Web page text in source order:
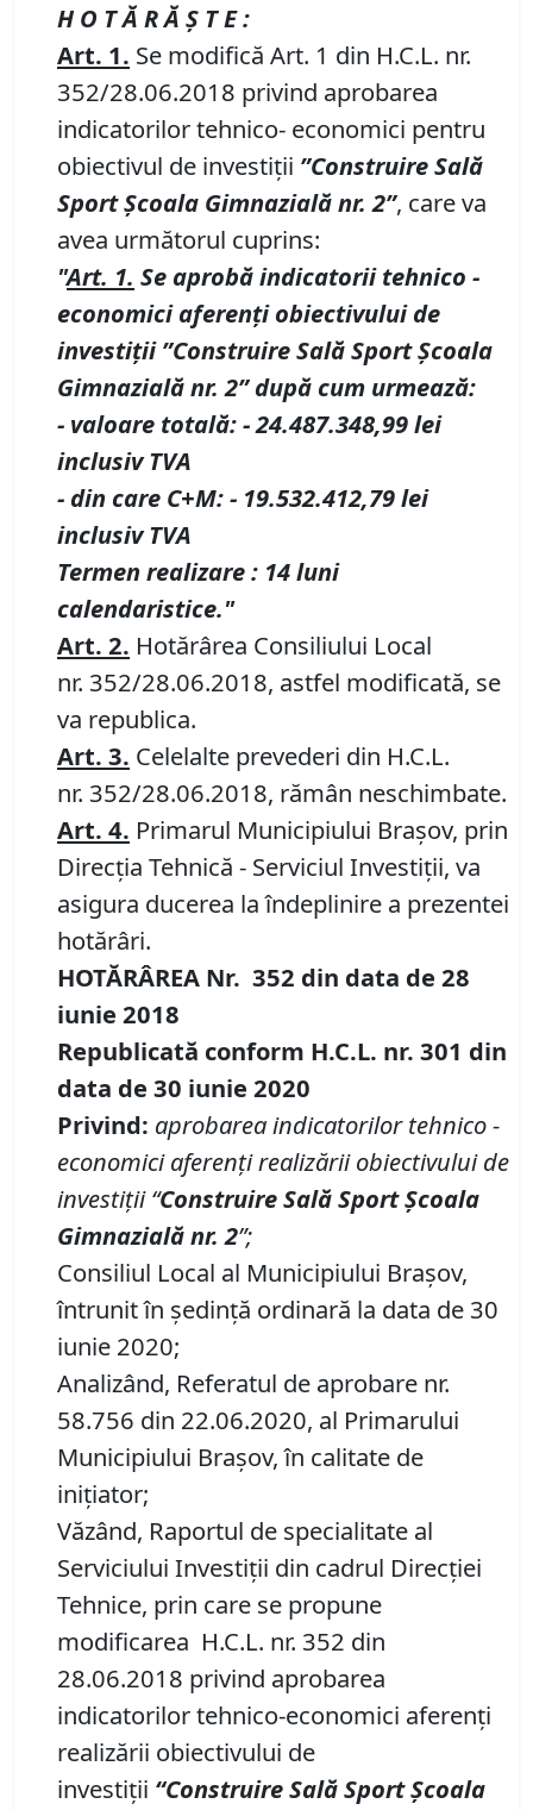
H O T Ă R Ă Ş T E :
Art. 1. Se modifică Art. 1 din H.C.L. nr.
352/28.06.2018 privind aprobarea
indicatorilor tehnico- economici pentru
obiectivul de investiţii ”Construire Sală
Sport Școala Gimnazială nr. 2”, care va
avea următorul cuprins:
"Art. 1. Se aprobăindicatorii tehnico -
economici aferenţi obiectivului de
investiţii”Construire Sală Sport Școala
Gimnazială nr. 2”după cum urmează:
- valoare totală:-24.487.348,99lei
inclusiv TVA
- din care C+M:- 19.532.412,79lei
inclusiv TVA
Termen realizare : 14 luni
calendaristice."
Art. 2. Hotărârea Consiliului Local
nr. 352/28.06.2018, astfel modificată, se
va republica.
Art. 3. Celelalte prevederi din H.C.L.
nr. 352/28.06.2018, rămân neschimbate.
Art. 4. Primarul Municipiului Braşov, prin
Direcţia Tehnică - Serviciul Investiţii, va
asigura ducerea la îndeplinire a prezentei
hotărâri.
HOTĂRÂREA Nr. 352 din data de 28
iunie 2018
Republicată conform H.C.L. nr. 301 din
data de 30 iunie 2020
Privind: aprobarea indicatorilor tehnico -
economici aferenţi realizării obiectivului de
investiţii “Construire Sală Sport Şcoala
Gimnazială nr. 2”;
Consiliul Local al Municipiului Brașov,
întrunit în ședință ordinară la data de 30
iunie 2020;
Analizând, Referatul de aprobare nr.
58.756 din 22.06.2020, al Primarului
Municipiului Braşov, în calitate de
inițiator;
Văzând, Raportul de specialitate al
Serviciului Investiții din cadrul Direcţiei
Tehnice, prin care se propune
modificarea H.C.L. nr. 352 din
28.06.2018 privind aprobarea
indicatorilor tehnico-economici aferenți
realizării obiectivului de
investiții “Construire Sală Sport Școala